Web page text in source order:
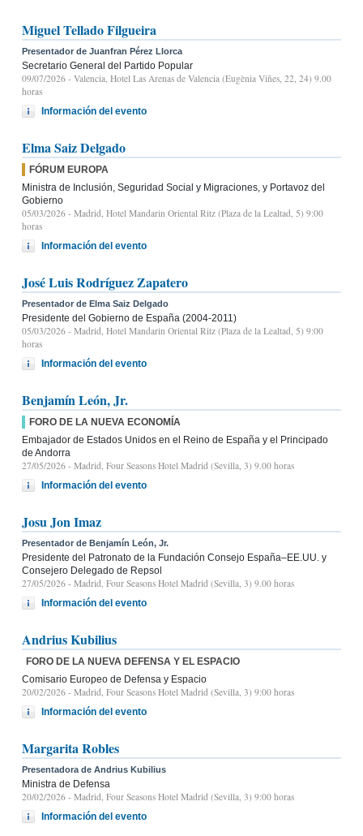
Miguel Tellado Filgueira
Presentador de Juanfran Pérez Llorca
Secretario General del Partido Popular
09/07/2026 - Valencia, Hotel Las Arenas de Valencia (Eugènia Viñes, 22, 24) 9.00
horas
Información del evento
Elma Saiz Delgado
FÓRUM EUROPA
Ministra de Inclusión, Seguridad Social y Migraciones, y Portavoz del
Gobierno
05/03/2026 - Madrid, Hotel Mandarin Oriental Ritz (Plaza de la Lealtad, 5) 9:00
horas
Información del evento
José Luis Rodríguez Zapatero
Presentador de Elma Saiz Delgado
Presidente del Gobierno de España (2004-2011)
05/03/2026 - Madrid, Hotel Mandarin Oriental Ritz (Plaza de la Lealtad, 5) 9:00
horas
Información del evento
Benjamín León, Jr.
FORO DE LA NUEVA ECONOMÍA
Embajador de Estados Unidos en el Reino de España y el Principado
de Andorra
27/05/2026 - Madrid, Four Seasons Hotel Madrid (Sevilla, 3) 9.00 horas
Información del evento
Josu Jon Imaz
Presentador de Benjamín León, Jr.
Presidente del Patronato de la Fundación Consejo España–EE.UU. y
Consejero Delegado de Repsol
27/05/2026 - Madrid, Four Seasons Hotel Madrid (Sevilla, 3) 9.00 horas
Información del evento
Andrius Kubilius
FORO DE LA NUEVA DEFENSA Y EL ESPACIO
Comisario Europeo de Defensa y Espacio
20/02/2026 - Madrid, Four Seasons Hotel Madrid (Sevilla, 3) 9:00 horas
Información del evento
Margarita Robles
Presentadora de Andrius Kubilius
Ministra de Defensa
20/02/2026 - Madrid, Four Seasons Hotel Madrid (Sevilla, 3) 9:00 horas
Información del evento